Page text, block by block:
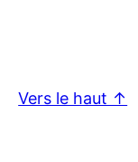
Vers le haut ↑